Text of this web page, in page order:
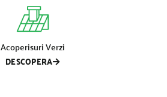
Acoperisuri Verzi
DESCOPERA